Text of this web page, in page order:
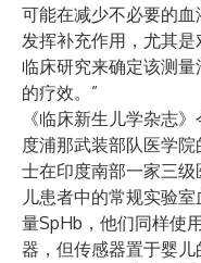
可能在减少不必要的
发挥补充作用，尤其
临床研究来确定该测
的疗效。”
《临床新生儿学杂志
度浦那武装部队医学院
士在印度南部一家三
儿患者中的常规实验
量SpHb，他们同样使
器，但传感器置于婴